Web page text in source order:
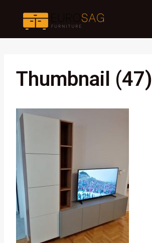
content
Thumbnail (47)